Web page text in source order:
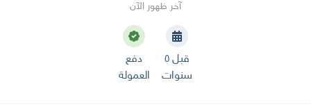
آخر ظهور الآن
قبل ٥
سنوات
دفع
العمولة